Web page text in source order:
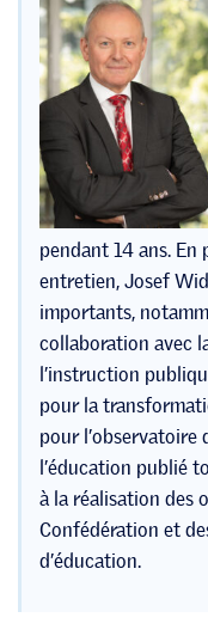
pendant 14 ans. En
entretien, Josef
importants,
collaboration avec
l’instruction
pour la
pour
l’éducation publié
à la réalisation des
Confédération et
d’éducation.